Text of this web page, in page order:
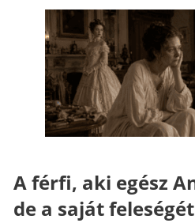
A férfi, aki egész
de a saját